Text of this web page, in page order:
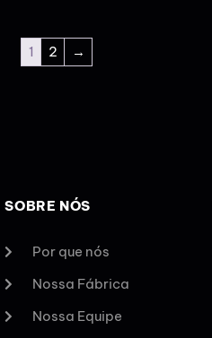
1 2 →
SOBRE NÓS
Por que nós
Nossa Fábrica
Nossa Equipe